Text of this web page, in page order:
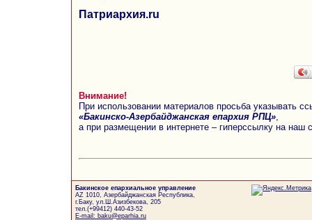
Патриархия.ru
Внимание!
При использовании материалов просьба указывать
«Бакинско-Азербайджанская епархия РПЦ»
а при размещении в интернете – гиперссылку на наш
Бакинское епархиальное управление
AZ 1010, Азербайджанская Республика,
г.Баку, ул.Ш.Азизбекова, 205
тел.(+99412) 440-43-52
E-mail: baku@eparhia.ru